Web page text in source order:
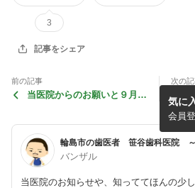
3
記事をシェア
前の記事
当医院からのお願いと９月の
次の
バンザル
当医院のお知らせや、知っててほんの少
気に
会員